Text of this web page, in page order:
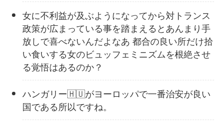
女に不利益が及ぶようになってから対トランス
政策が広まっている事を踏まえるとあんまり手
放しで喜べないんだよなあ 都合の良い所だけ拾
い食いする女のビュッフェミニズムを根絶させ
る覚悟はあるのか？
ハンガリー🇭🇺がヨーロッパで一番治安が良い
国である所以ですね。